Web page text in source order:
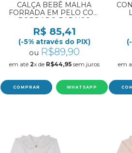
CALÇA BEBÊ MALHA
FORRADA EM PELO COM
BORDADO PARAISO
REF:19337 P/GG
R$ 85,41
(-5% através do PIX)
ou R$89,90
em até 2x de R$44,95sem juros
COMPRAR WHATSAPP
em